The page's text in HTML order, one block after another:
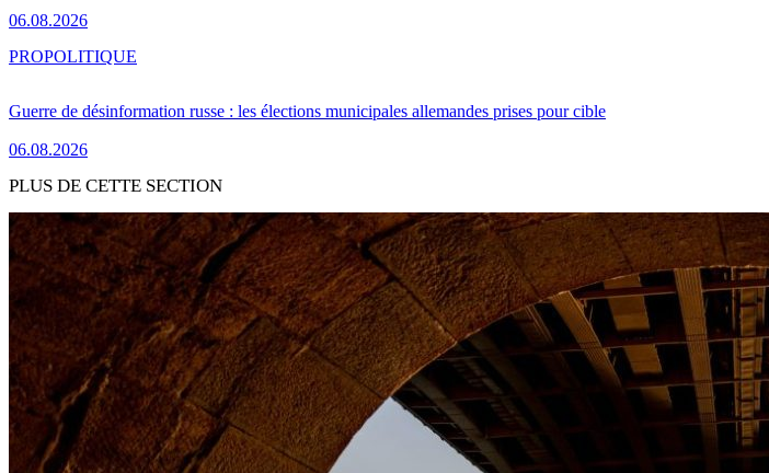
06.08.2026
Guerre de désinformation russe : les élections municipales allemandes prises pour cible
06.08.2026
PROPOLITIQUE
PLUS DE CETTE SECTION